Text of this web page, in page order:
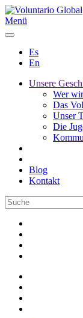
Menü
Es
En
Unsere
Wer
Das
Unser
Die
Blog
Kontakt